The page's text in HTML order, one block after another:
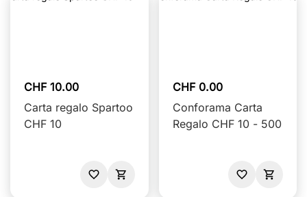
CHF 10.00
Carta regalo Spartoo
CHF 10
CHF 0.00
Conforama Carta
Regalo CHF 10 - 500